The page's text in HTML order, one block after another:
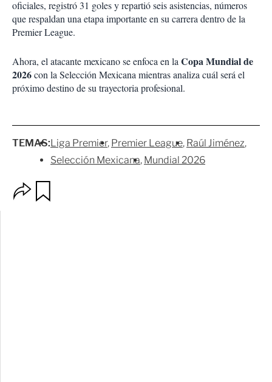
oficiales, registró 31 goles y repartió seis asistencias, números
que respaldan una etapa importante en su carrera dentro de la
Premier League.
Ahora, el atacante mexicano se enfoca en laCopa Mundial de
2026con la Selección Mexicana mientras analiza cuál será el
próximo destino de su trayectoria profesional.
TEMAS:Liga Premier Premier League Raúl Jiménez
Selección Mexicana Mundial 2026